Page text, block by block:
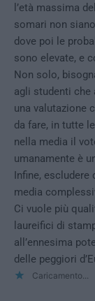
l’età massima
somari non
dove poi le
sono elevate, e
Non solo,
agli studenti che
una valutazione
da fare, in tutte
nella media il
umanamente è
Infine, escludere
media
Ci vuole più
laureifici di
all’ennesima
delle peggiori
Caricamento...